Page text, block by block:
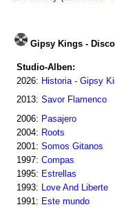
Gipsy Kings -
Studio-Alben:
2026: Historia - Gipsy
2013: Savor Flamenco
2006: Pasajero
2004: Roots
2001: Somos Gitanos
1997: Compas
1995: Estrellas
1993: Love And Liberte
1991: Este mundo